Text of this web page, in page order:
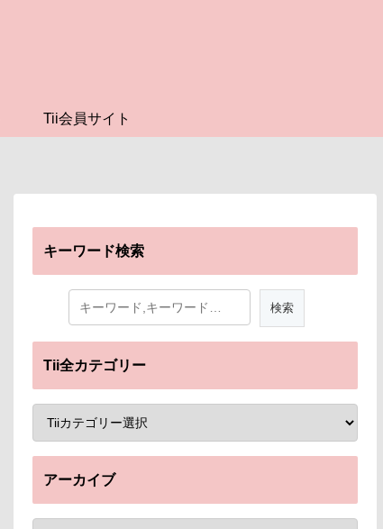
Tii会員サイト
キーワード検索
Tii全カテゴリー
アーカイブ